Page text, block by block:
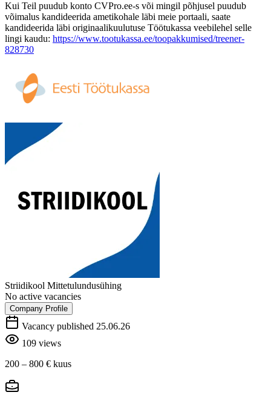
Kui Teil puudub konto CVPro.ee-s või mingil põhjusel puudub
võimalus kandideerida ametikohale läbi meie portaali, saate
kandideerida läbi originaalikuulutuse Töötukassa veebilehel selle
lingi kaudu: https://www.tootukassa.ee/toopakkumised/treener-
828730
Striidikool Mittetulundusühing
No active vacancies
Company Profile
Vacancy published 25.06.26
109 views
200 – 800 € kuus